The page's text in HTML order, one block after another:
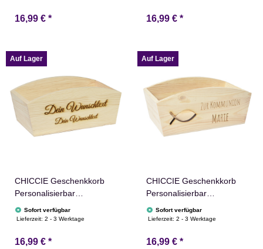
Geschenkidee Holzkiste
Adventskalender
16,99 € *
Holzkiste Weihnachten
16,99 € *
Auf Lager
CHICCIE Geschenkkorb
Personalisierbar
Wunschtext 24x13x8cm
Abgerundet Präsentkorb
Holzkiste Hochzeit
Sofort verfügbar
Lieferzeit:2 - 3 Werktage
16,99 € *
Auf Lager
CHICCIE Geschenkkorb
Personalisierbar
Wunschtext mit Fisch
24x13x8cm Abgerundet
Geschenkidee Holzkiste
Sofort verfügbar
Lieferzeit:2 - 3 Werktage
16,99 € *